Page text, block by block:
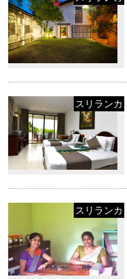
スリランカ
スリランカ